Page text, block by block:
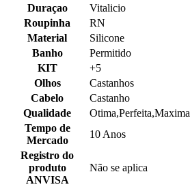
Duraçao
Vitalicio
Roupinha
RN
Material
Silicone
Banho
Permitido
KIT
+5
Olhos
Castanhos
Cabelo
Castanho
Qualidade
Otima,Perfeita,Maxima
Tempo de
Mercado
10 Anos
Registro do
produto
ANVISA
Não se aplica